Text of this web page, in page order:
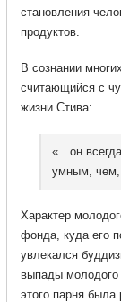
становления
продуктов.
В сознании
считающийся с
жизни Стива:
«…он
умным, чем,
Характер
фонда, куда его
увлекался
выпады молодого
этого парня